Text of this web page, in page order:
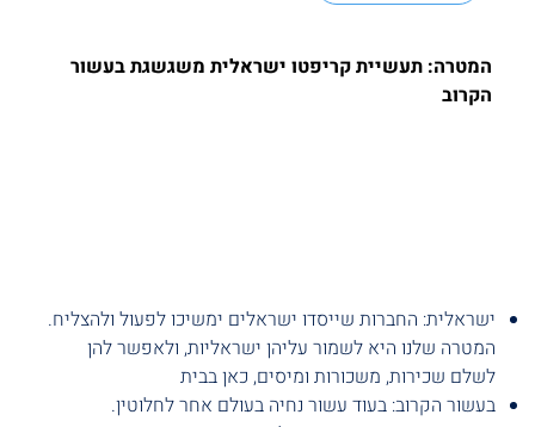
ישראלית: החברות שייסדו ישראלים ימשיכו לפעול ולהצליח.
המטרה שלנו היא לשמור עליהן ישראליות, ולאפשר להן
לשלם שכירות, משכורות ומיסים, כאן בבית
בעשור הקרוב: בעוד עשור נחיה בעולם אחר לחלוטין.
המטרה: תעשיית קריפטו ישראלית משגשגת בעשור
הקרוב